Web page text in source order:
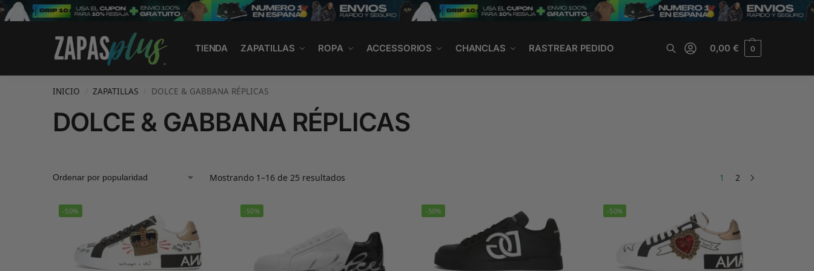
TIENDA ZAPATILLAS ROPA ACCESSORIOS CHANCLAS RASTREAR PEDIDO
Search
0,00€ 0
INICIO ZAPATILLAS DOLCE & GABBANA RÉPLICAS
DOLCE & GABBANA RÉPLICAS
Mostrando 1–16 de 25 resultados 1 2
-50% -50% -50% -50%